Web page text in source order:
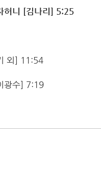
허니 [김나리] 5:25
외] 11:54
광수] 7:19